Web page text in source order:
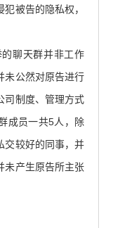
被告的隐私权，
聊天群并非工作
未公然对原告进行
司制度、管理方式
成员一共5人，除
交较好的同事，并
未产生原告所主张